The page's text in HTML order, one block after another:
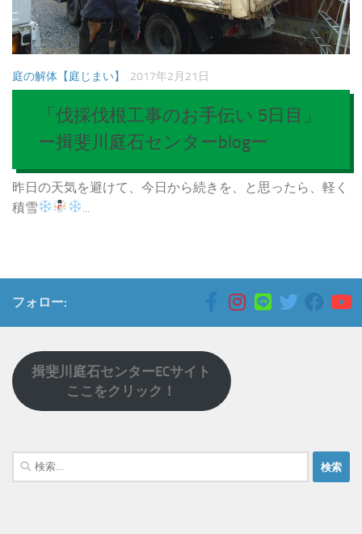
庭の解体【庭じまい】 2017年2月21日
「伐採伐根工事のお手伝い 5日目」
ー揖斐川庭石センターblogー
昨日の天気を避けて、今日から続きを、と思ったら、軽く
積雪
フォロー:
揖斐川庭石センターECサイト
ここをクリック！
検
索: